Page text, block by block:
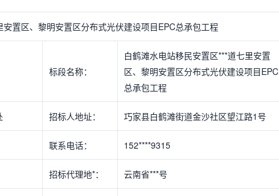
置区、黎明安置区分布式光伏建设项目EPC总承包工程
标段名称：
白鹤滩水电站移民安置区***道七里安置
区、黎明安置区分布式光伏建设项目EPC
总承包工程
招标人地址： 巧家县白鹤滩街道金沙社区望江路1号
联系电话： 152****9315
招标代理地*： 云南省***号